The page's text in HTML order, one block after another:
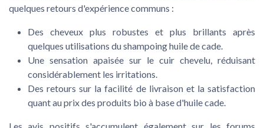
quelques retours d'expérience communs :
Des cheveux plus robustes et plus brillants après
quelques utilisations du shampoing huile de cade.
Une sensation apaisée sur le cuir chevelu, réduisant
considérablement les irritations.
Des retours sur la facilité de livraison et la satisfaction
quant au prix des produits bio à base d'huile cade.
Les avis positifs s'accumulent également sur les forums